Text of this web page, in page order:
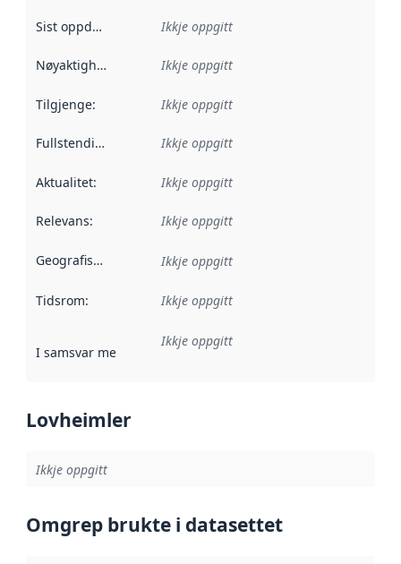
Sist oppdatert Ikkje oppgitt
Nøyaktigheit Ikkje oppgitt
Tilgjenge: Ikkje oppgitt
Fullstendigheit Ikkje oppgitt
Aktualitet: Ikkje oppgitt
Relevans: Ikkje oppgitt
Geografisk område Ikkje oppgitt
Tidsrom: Ikkje oppgitt
I samsvar med Referanse til ei implementeringsregel eller
Ikkje oppgitt
Lovheimler
Ikkje oppgitt
Omgrep brukte i datasettet